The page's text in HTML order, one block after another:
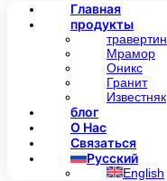
Главная
продукты
травертин
Мрамор
Оникс
Гранит
Известняк
блог
О Нас
Связаться
Русский
English